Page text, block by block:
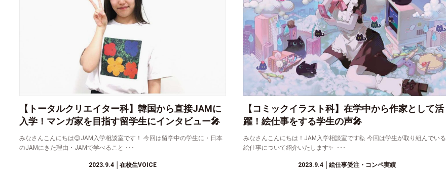
【トータルクリエイター科】韓国から直接JAMに
入学！マンガ家を目指す留学生にインタビュー🎤
みなさんこんにちは😊JAM入学相談室です！ 今回は留学中の学生に・日本
のJAMにきた理由・JAMで学べること ･･･
2023.9.4 │在校生VOICE
【コミックイラスト科】在学中から作家として活
躍！絵仕事をする学生の声🎤
みなさんこんにちは！JAM入学相談室です🙋 今回は学生が取り組んでいる
絵仕事について紹介いたします✨ ･･･
2023.9.4│絵仕事受注・コンペ実績